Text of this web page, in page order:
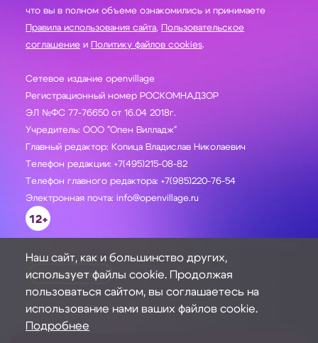
что вы в полном объеме ознакомились и принимаете
Правила использования сайта,
Пользовательское
соглашение и Политику файлов cookies.
Сетевое издание openvillage
Регистрационный номер РОСКОМНАДЗОР
ЭЛ №ФС 77-76650 от 16.04 2018г.
Учредитель: ООО "Опен Вилладж"
Главный редактор: Копица Владислав Николаевич
Телефон редакции: +7(495)215-08-82
Телефон главного редактора: +7(985)220-76-54
Электронная почта: info@openvillage.ru
12+
ЗАДАТЬ ВОПРОС
Наш сайт, как и большинство других,
использует файлы cookie. Продолжая
пользоваться сайтом, вы соглашаетесь на
использование нами ваших файлов cookie.
Подробнее